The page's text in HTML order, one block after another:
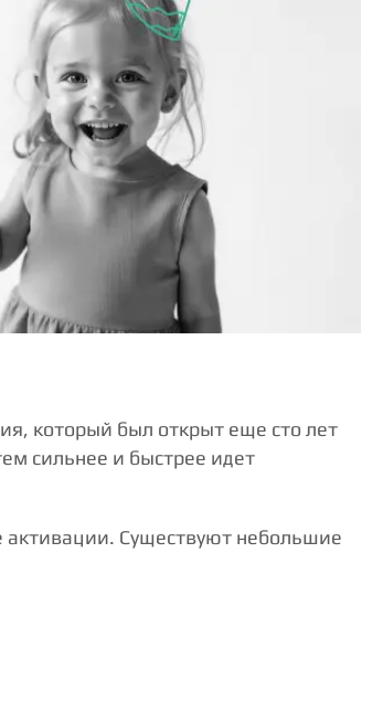
который был открыт еще сто лет
сильнее и быстрее идет
активации. Существуют небольшие